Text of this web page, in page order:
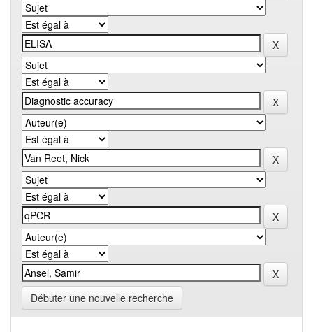
Débuter une nouvelle recherche